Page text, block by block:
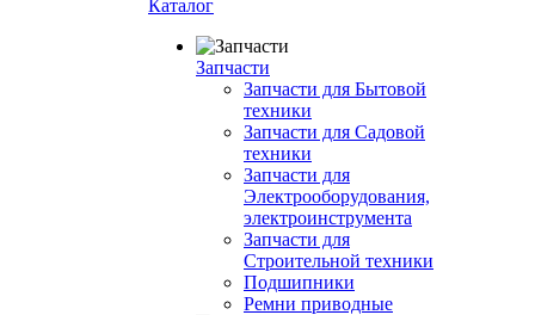
Каталог
Запчасти
Запчасти для Бытовой
техники
Запчасти для Садовой
техники
Запчасти для
Электрооборудования,
электроинструмента
Запчасти для
Строительной техники
Подшипники
Ремни приводные